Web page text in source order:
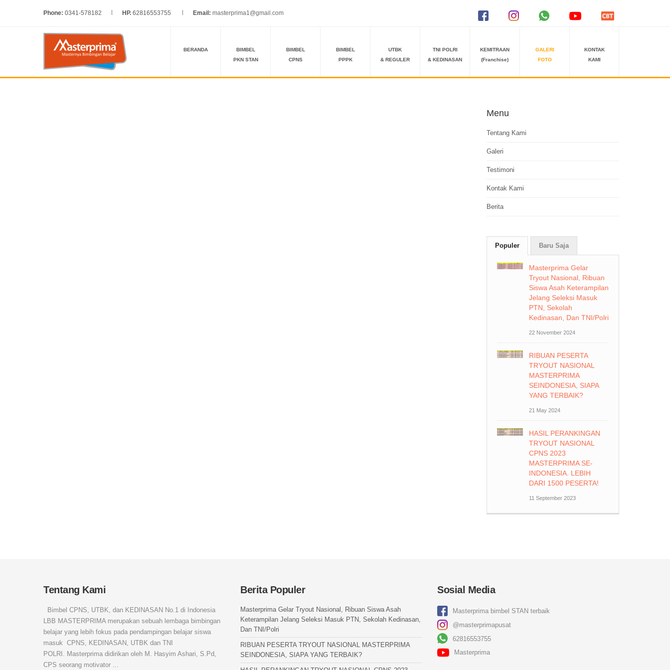
Phone: 0341-578182 HP. 62816553755 Email: masterprima1@gmail.com
BERANDA
BIMBEL
PKN STAN
BIMBEL
CPNS
BIMBEL
PPPK
UTBK
& REGULER
TNI POLRI
& KEDINASAN
KEMITRAAN
(Franchise)
GALERI
FOTO
KONTAK
KAMI
Menu
Tentang Kami
Galeri
Testimoni
Kontak Kami
Berita
Populer Baru Saja
Masterprima Gelar
Tryout Nasional, Ribuan
Siswa Asah Keterampilan
Jelang Seleksi Masuk
PTN, Sekolah
Kedinasan, Dan TNI/Polri
22 November 2024
RIBUAN PESERTA
TRYOUT NASIONAL
MASTERPRIMA
SEINDONESIA, SIAPA
YANG TERBAIK?
21 May 2024
HASIL PERANKINGAN
TRYOUT NASIONAL
CPNS 2023
MASTERPRIMA SE-
INDONESIA. LEBIH
DARI 1500 PESERTA!
11 September 2023
Tentang Kami
Bimbel CPNS, UTBK, dan KEDINASAN No.1 di Indonesia
LBB MASTERPRIMA merupakan sebuah lembaga bimbingan
belajar yang lebih fokus pada pendampingan belajar siswa
masuk CPNS, KEDINASAN, UTBK dan TNI
POLRI. Masterprima didirikan oleh M. Hasyim Ashari, S.Pd,
CPS seorang motivator ...
Berita Populer
Masterprima Gelar Tryout Nasional, Ribuan Siswa Asah
Keterampilan Jelang Seleksi Masuk PTN, Sekolah Kedinasan,
Dan TNI/Polri
RIBUAN PESERTA TRYOUT NASIONAL MASTERPRIMA
SEINDONESIA, SIAPA YANG TERBAIK?
Sosial Media
Masterprima bimbel STAN terbaik
@masterprimapusat
62816553755
Masterprima